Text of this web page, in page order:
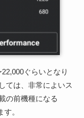
ぐらいとなり
ては、非常によいス
の前機種になる
。